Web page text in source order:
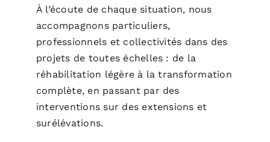
À l’écoute de chaque situation, nous
accompagnons particuliers,
professionnels et collectivités dans des
projets de toutes échelles : de la
réhabilitation légère à la transformation
complète, en passant par des
interventions sur des extensions et
surélévations.